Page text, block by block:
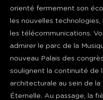
orienté fermement son
les nouvelles
les télécommunications.
admirer le parc de la
nouveau Palais des
soulignent la continuité de
architecturale au sein de la
Éternelle. Au passage, la